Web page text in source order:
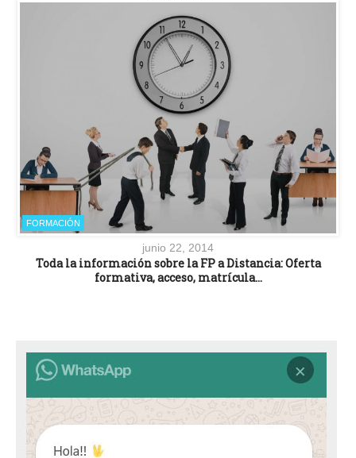
FORMACIÓN
junio 22, 2014
Toda la información sobre la FP a Distancia: Oferta
formativa, acceso, matrícula…